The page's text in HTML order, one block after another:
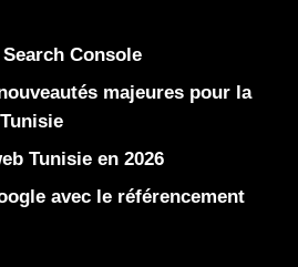
Console
majeures pour la
Tunisie en 2026
avec le référencement